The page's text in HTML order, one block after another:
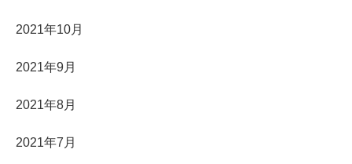
2021年10月
2021年9月
2021年8月
2021年7月